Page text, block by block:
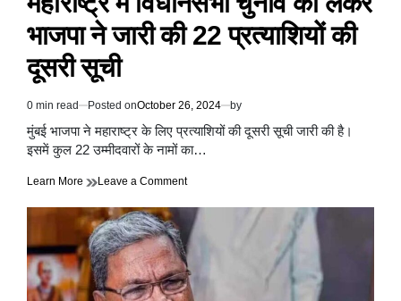
भाजपा ने जारी की 22 प्रत्याशियों की
दूसरी सूची
Estimated
read
time
0 min read Posted onOctober 26, 2024 by
मुंबई भाजपा ने महाराष्ट्र के लिए प्रत्याशियों की दूसरी सूची जारी की है।
इसमें कुल 22 उम्मीदवारों के नामों का…
Learn More Leave a Commenton
विधानसभा
चुनाव
को
लेकर
भाजपा